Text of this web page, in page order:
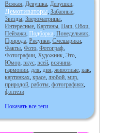
Всякая, Девушка, Девушки,
Демотиваторы, Забавные,
Звезды, Звероматрицы,
Интересные, Картины, Наш, Обои,
Пейзажи, Подборка, Понедельник,
Природа, Рисунки, Смешарики,
Факты, Фото, Фотограф,
Фотографии, Художник, Это,
Юмор, вкус, всей, всячина,
гармонии, для, дня, животные, как,
картинках, красе, любой, мир,
природой, работы, фотографиях,
фэнтези
Показать все теги